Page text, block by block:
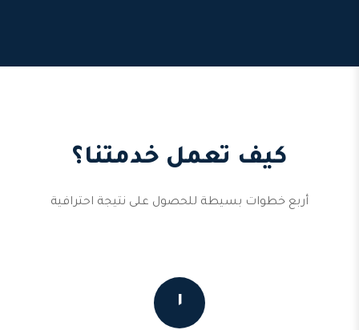
كيف تعمل خدمتنا؟
أربع خطوات بسيطة للحصول على نتيجة احترافية
١